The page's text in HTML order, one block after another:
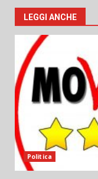
LEGGI ANCHE
Politica